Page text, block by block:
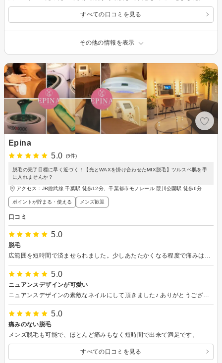
すべての口コミを見る
その他の情報を表示
Epina
5.0
(5件)
脱毛の完了目標に早く近づく！【光とWAXを掛け合わせたMIX脱毛】ツルスベ肌を手
に入れませんか？
アクセス：JR総武線 千葉駅 徒歩12分、千葉都市モノレール 葭川公園駅 徒歩6分
ポイントが貯まる・使える メンズ歓迎
口コミ
5.0
脱毛
5.0
ニュアンスデザインが可愛い
ニュアンスデザインの素敵なネイルにして頂きました♪ ありがとうございました♪
5.0
痛みのない脱毛
メンズ脱毛も可能で、ほとんど痛みもなく短時間で出来て満足です。
すべての口コミを見る